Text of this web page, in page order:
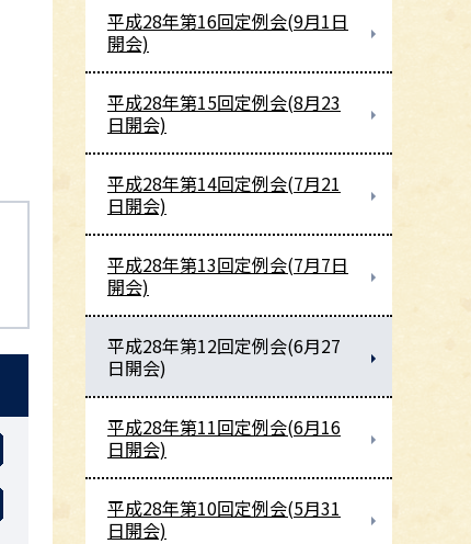
平成28年第16回定例会(9月1日
開会)
平成28年第15回定例会(8月23
日開会)
平成28年第14回定例会(7月21
日開会)
平成28年第13回定例会(7月7日
開会)
平成28年第12回定例会(6月27
日開会)
平成28年第11回定例会(6月16
日開会)
平成28年第10回定例会(5月31
日開会)